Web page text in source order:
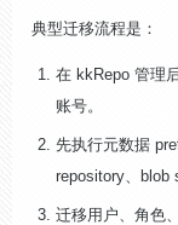
典型迁移流程是：
在 kkRepo 管理
账号。
先执行元数据
repository、blob
迁移用户、角色